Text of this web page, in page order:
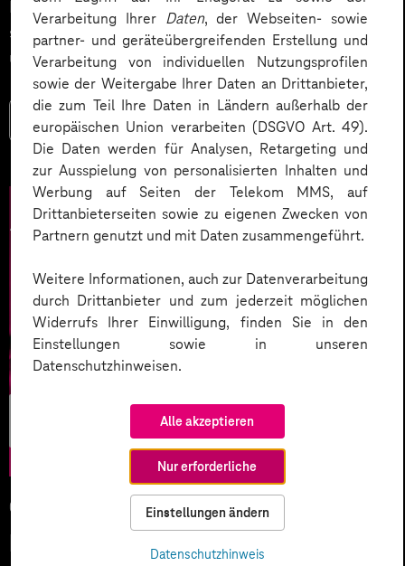
Verarbeitung Ihrer Daten, der Webseiten- sowie
partner- und geräteübergreifenden Erstellung und
Verarbeitung von individuellen Nutzungsprofilen
sowie der Weitergabe Ihrer Daten an Drittanbieter,
die zum Teil Ihre Daten in Ländern außerhalb der
europäischen Union verarbeiten (DSGVO Art. 49).
Die Daten werden für Analysen, Retargeting und
zur Ausspielung von personalisierten Inhalten und
Werbung auf Seiten der Telekom MMS, auf
Drittanbieterseiten sowie zu eigenen Zwecken von
Partnern genutzt und mit Daten zusammengeführt.
Weitere Informationen, auch zur Datenverarbeitung
durch Drittanbieter und zum jederzeit möglichen
Widerrufs Ihrer Einwilligung, finden Sie in den
Einstellungen sowie in unseren
Datenschutzhinweisen.
Alle akzeptieren
Nur erforderliche
Einstellungen ändern
Datenschutzhinweis
Prozesse und realistische Erwartungen brauchen. Ein
spannender Blick auf das Zusammenspiel von Mensch
und KI.
Mehr lesen
05.02.2026
KI-Wettlauf 2026: Innovationen,